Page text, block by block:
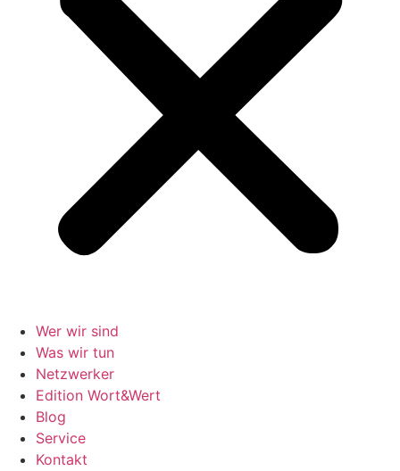
Wer wir sind
Was wir tun
Netzwerker
Edition Wort&Wert
Blog
Service
Kontakt